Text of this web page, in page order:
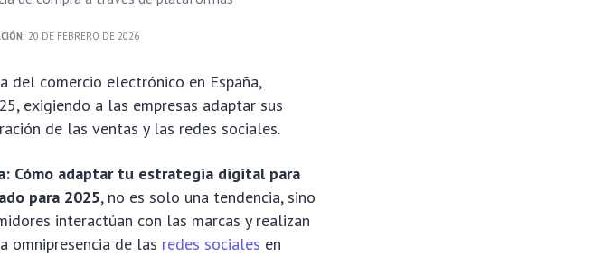
20 DE FEBRERO DE 2026
del comercio electrónico en España,
exigiendo a las empresas adaptar sus
de las ventas y las redes sociales.
Cómo adaptar tu estrategia digital para
para 2025, no es solo una tendencia, sino
interactúan con las marcas y realizan
omnipresencia de las redes sociales en